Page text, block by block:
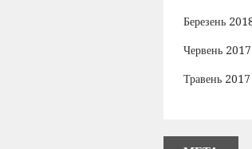
Березень
Червень 2017
Травень 2017